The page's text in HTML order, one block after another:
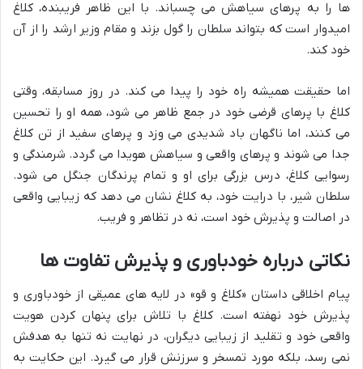
ها را به پرهای سیاهش می چسباند. با این ظاهر فریبنده، کلاغ
امیدوار است که بتواند سلطان را گول بزند و مقام وزیر ارشد را از آن
خود کند.
اما حقیقت همیشه راه خود را پیدا می کند. در روز مسابقه، وقتی
کلاغ با پرهای قرضی خود در جمع ظاهر می شود، همه او را تحسین
می کنند، اما ناگهان باد شدیدی می وزد و پرهای سفید از تن کلاغ
جدا می شوند و پرهای واقعی و سیاهش هویدا می گردد. شرمندگی و
رسوایی کلاغ، درس بزرگی برای او و تمام پرندگان جنگل می شود.
سلطان شیر، با درایت خود، به کلاغ نشان می دهد که زیبایی واقعی
در اصالت و پذیرش خود است، نه در تظاهر و فریب.
نکاتی درباره خودباوری و پذیرش تفاوت ها
پیام اخلاقی داستان «کلاغ و قو» در لایه های عمیقی از خودباوری و
پذیرش خود نهفته است. کلاغ با تلاش برای پنهان کردن هویت
واقعی خود و تقلید از زیبایی دیگران، در نهایت نه تنها به هدفش
نمی رسد، بلکه مورد تمسخر و سرزنش قرار می گیرد. این حکایت به